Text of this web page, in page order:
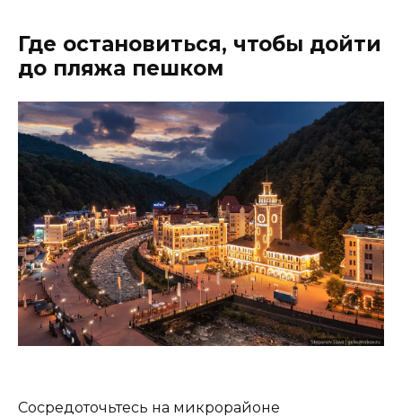
Где остановиться, чтобы дойти
до пляжа пешком
Сосредоточьтесь на микрорайоне